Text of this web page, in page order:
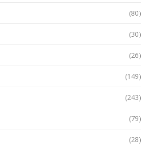
(80)
(30)
(26)
(149)
(243)
(79)
(28)